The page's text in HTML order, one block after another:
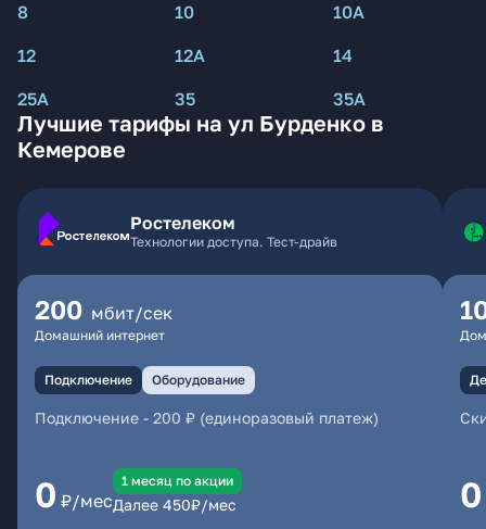
8
10
10А
12
12А
14
25А
35 35А
Лучшие тарифы на ул Бурденко в
Кемерове
Ростелеком
Технологии доступа. Тест-драйв
200 мбит/сек
Домашний интернет
Подключение Оборудование
Подключение - 200 ₽ (единоразовый платеж)
0 ₽/мес
1 месяц по акции
Далее 450₽/мес 0